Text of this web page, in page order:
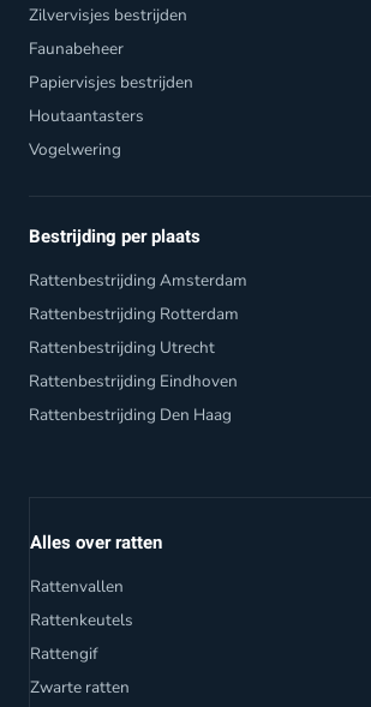
Zilvervisjes bestrijden
Faunabeheer
Papiervisjes bestrijden
Houtaantasters
Vogelwering
Bestrijding per plaats
Rattenbestrijding Amsterdam
Rattenbestrijding Rotterdam
Rattenbestrijding Utrecht
Rattenbestrijding Eindhoven
Rattenbestrijding Den Haag
Alles over ratten
Rattenvallen
Rattenkeutels
Rattengif
Zwarte ratten